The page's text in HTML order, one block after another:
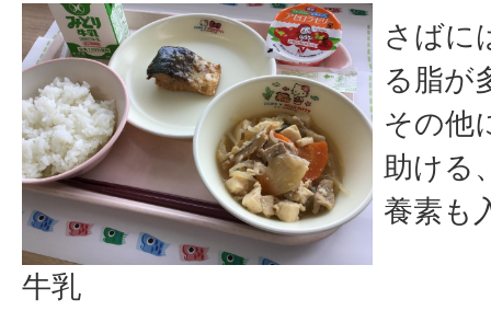
牛乳
さばに
る脂が
その他
助ける
養素も